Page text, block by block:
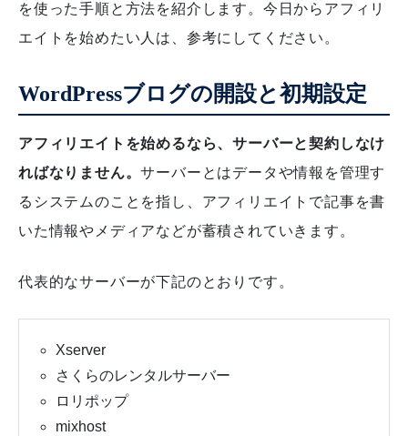
を使った手順と方法を紹介します。今日からアフィリ
エイトを始めたい人は、参考にしてください。
WordPressブログの開設と初期設定
アフィリエイトを始めるなら、サーバーと契約しなけ
ればなりません。サーバーとはデータや情報を管理す
るシステムのことを指し、アフィリエイトで記事を書
いた情報やメディアなどが蓄積されていきます。
代表的なサーバーが下記のとおりです。
Xserver
さくらのレンタルサーバー
ロリポップ
mixhost